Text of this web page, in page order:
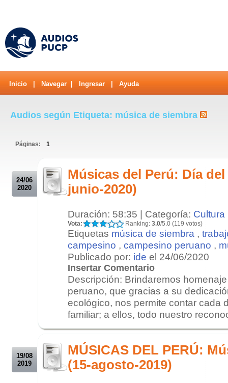
Inicio Navegar Ingresar Ayuda
Audios según Etiqueta: música de siembra
Páginas: 1
24/06
2020
Músicas del Perú: Día
junio-2020)
Duración: 58:35 | Categoría: Cultura
Vota: Ranking: 3.0/5.0 (119 votos)
Etiquetas música de siembra ,
campesino , campesino peruano ,
Publicado por: ide el 24/06/2020
Insertar Comentario
Descripción: Brindaremos
peruano, que gracias a su
ecológico, nos permite contar cada
familiar; a ellos, todo nuestro
19/08
2019
MÚSICAS DEL PERÚ:
(15-agosto-2019)